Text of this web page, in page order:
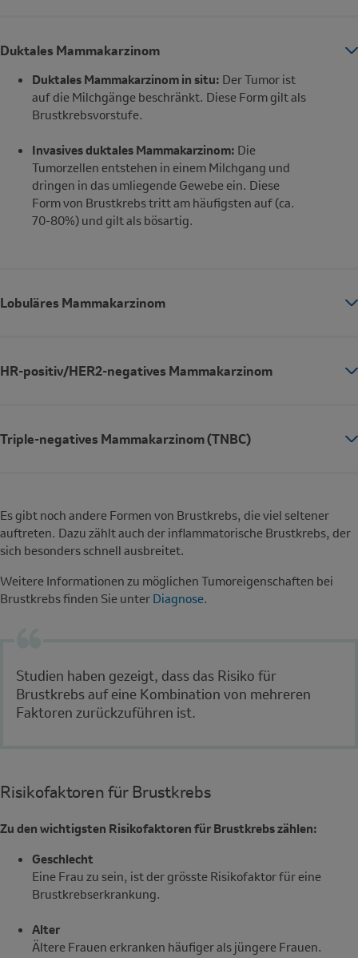
Duktales Mammakarzinom
Duktales Mammakarzinom in situ: Der Tumor ist
auf die Milchgänge beschränkt. Diese Form gilt als
Brustkrebsvorstufe.
Invasives duktales Mammakarzinom: Die
Tumorzellen entstehen in einem Milchgang und
dringen in das umliegende Gewebe ein. Diese
Form von Brustkrebs tritt am häufigsten auf (ca.
70-80%) und gilt als bösartig.
Lobuläres Mammakarzinom
HR-positiv/HER2-negatives Mammakarzinom
Triple-negatives Mammakarzinom (TNBC)
Es gibt noch andere Formen von Brustkrebs, die viel seltener
auftreten. Dazu zählt auch der inflammatorische Brustkrebs, der
sich besonders schnell ausbreitet.
Weitere Informationen zu möglichen Tumoreigenschaften bei
Brustkrebs finden Sie unter Diagnose.
Studien haben gezeigt, dass das Risiko für
Brustkrebs auf eine Kombination von mehreren
Faktoren zurückzuführen ist.
Risikofaktoren für Brustkrebs
Zu den wichtigsten Risikofaktoren für Brustkrebs zählen:
Geschlecht
Eine Frau zu sein, ist der grösste Risikofaktor für eine
Brustkrebserkrankung.
Alter
Ältere Frauen erkranken häufiger als jüngere Frauen.